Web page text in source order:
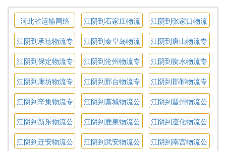
河北省运输网络
江阴到石家庄物流
专线
江阴到张家口物流
专线
江阴到承德物流专
线
江阴到秦皇岛物流
专线
江阴到唐山物流专
线
江阴到保定物流专
线
江阴到沧州物流专
线
江阴到衡水物流专
线
江阴到廊坊物流专
线
江阴到邢台物流专
线
江阴到邯郸物流专
线
江阴到辛集物流专
线
江阴到藁城物流公
司
江阴到晋州物流公
司
江阴到新乐物流公
司
江阴到鹿泉物流公
司
江阴到遵化物流公
司
江阴到迁安物流公
江阴到武安物流公
江阴到南宫物流公